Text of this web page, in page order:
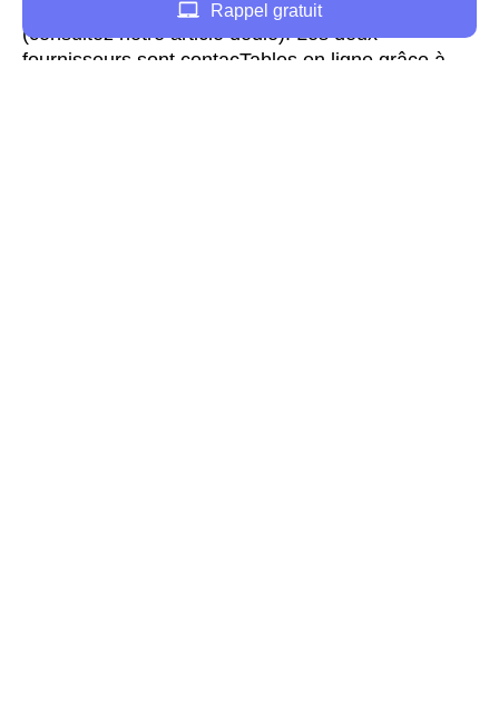
Pour Engie, par téléphone au 09 69 39 99 93
(consultez notre article dédié). Les deux
fournisseurs sont contacTables en ligne grâce à
Rappel gratuit